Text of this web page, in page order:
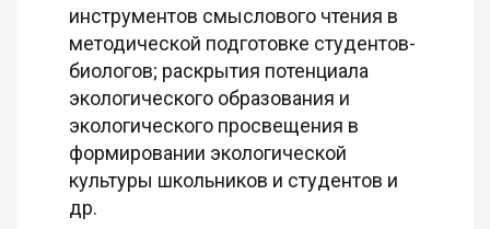
инструментов смыслового чтения в
методической подготовке студентов-
биологов; раскрытия потенциала
экологического образования и
экологического просвещения в
формировании экологической
культуры школьников и студентов и
др.